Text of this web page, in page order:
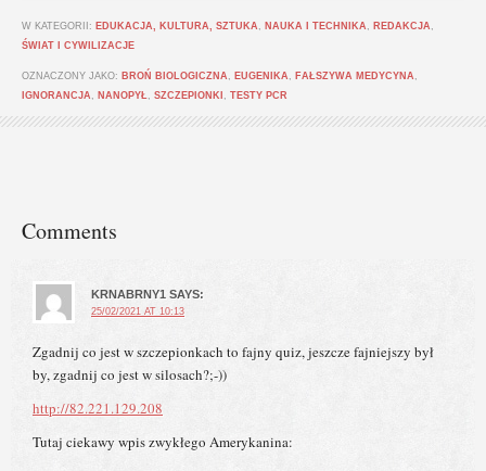
W KATEGORII: EDUKACJA, KULTURA, SZTUKA NAUKA I TECHNIKA REDAKCJA
ŚWIAT I CYWILIZACJE
OZNACZONY JAKO: BROŃ BIOLOGICZNA EUGENIKA FAŁSZYWA MEDYCYNA
IGNORANCJA
NANOPYŁ SZCZEPIONKI TESTY PCR
Comments
KRNABRNY1 SAYS:
25/02/2021 AT 10:13
Zgadnij co jest w szczepionkach to fajny quiz, jeszcze fajniejszy był
by, zgadnij co jest w silosach?;-))
http://82.221.129.208
Tutaj ciekawy wpis zwykłego Amerykanina: